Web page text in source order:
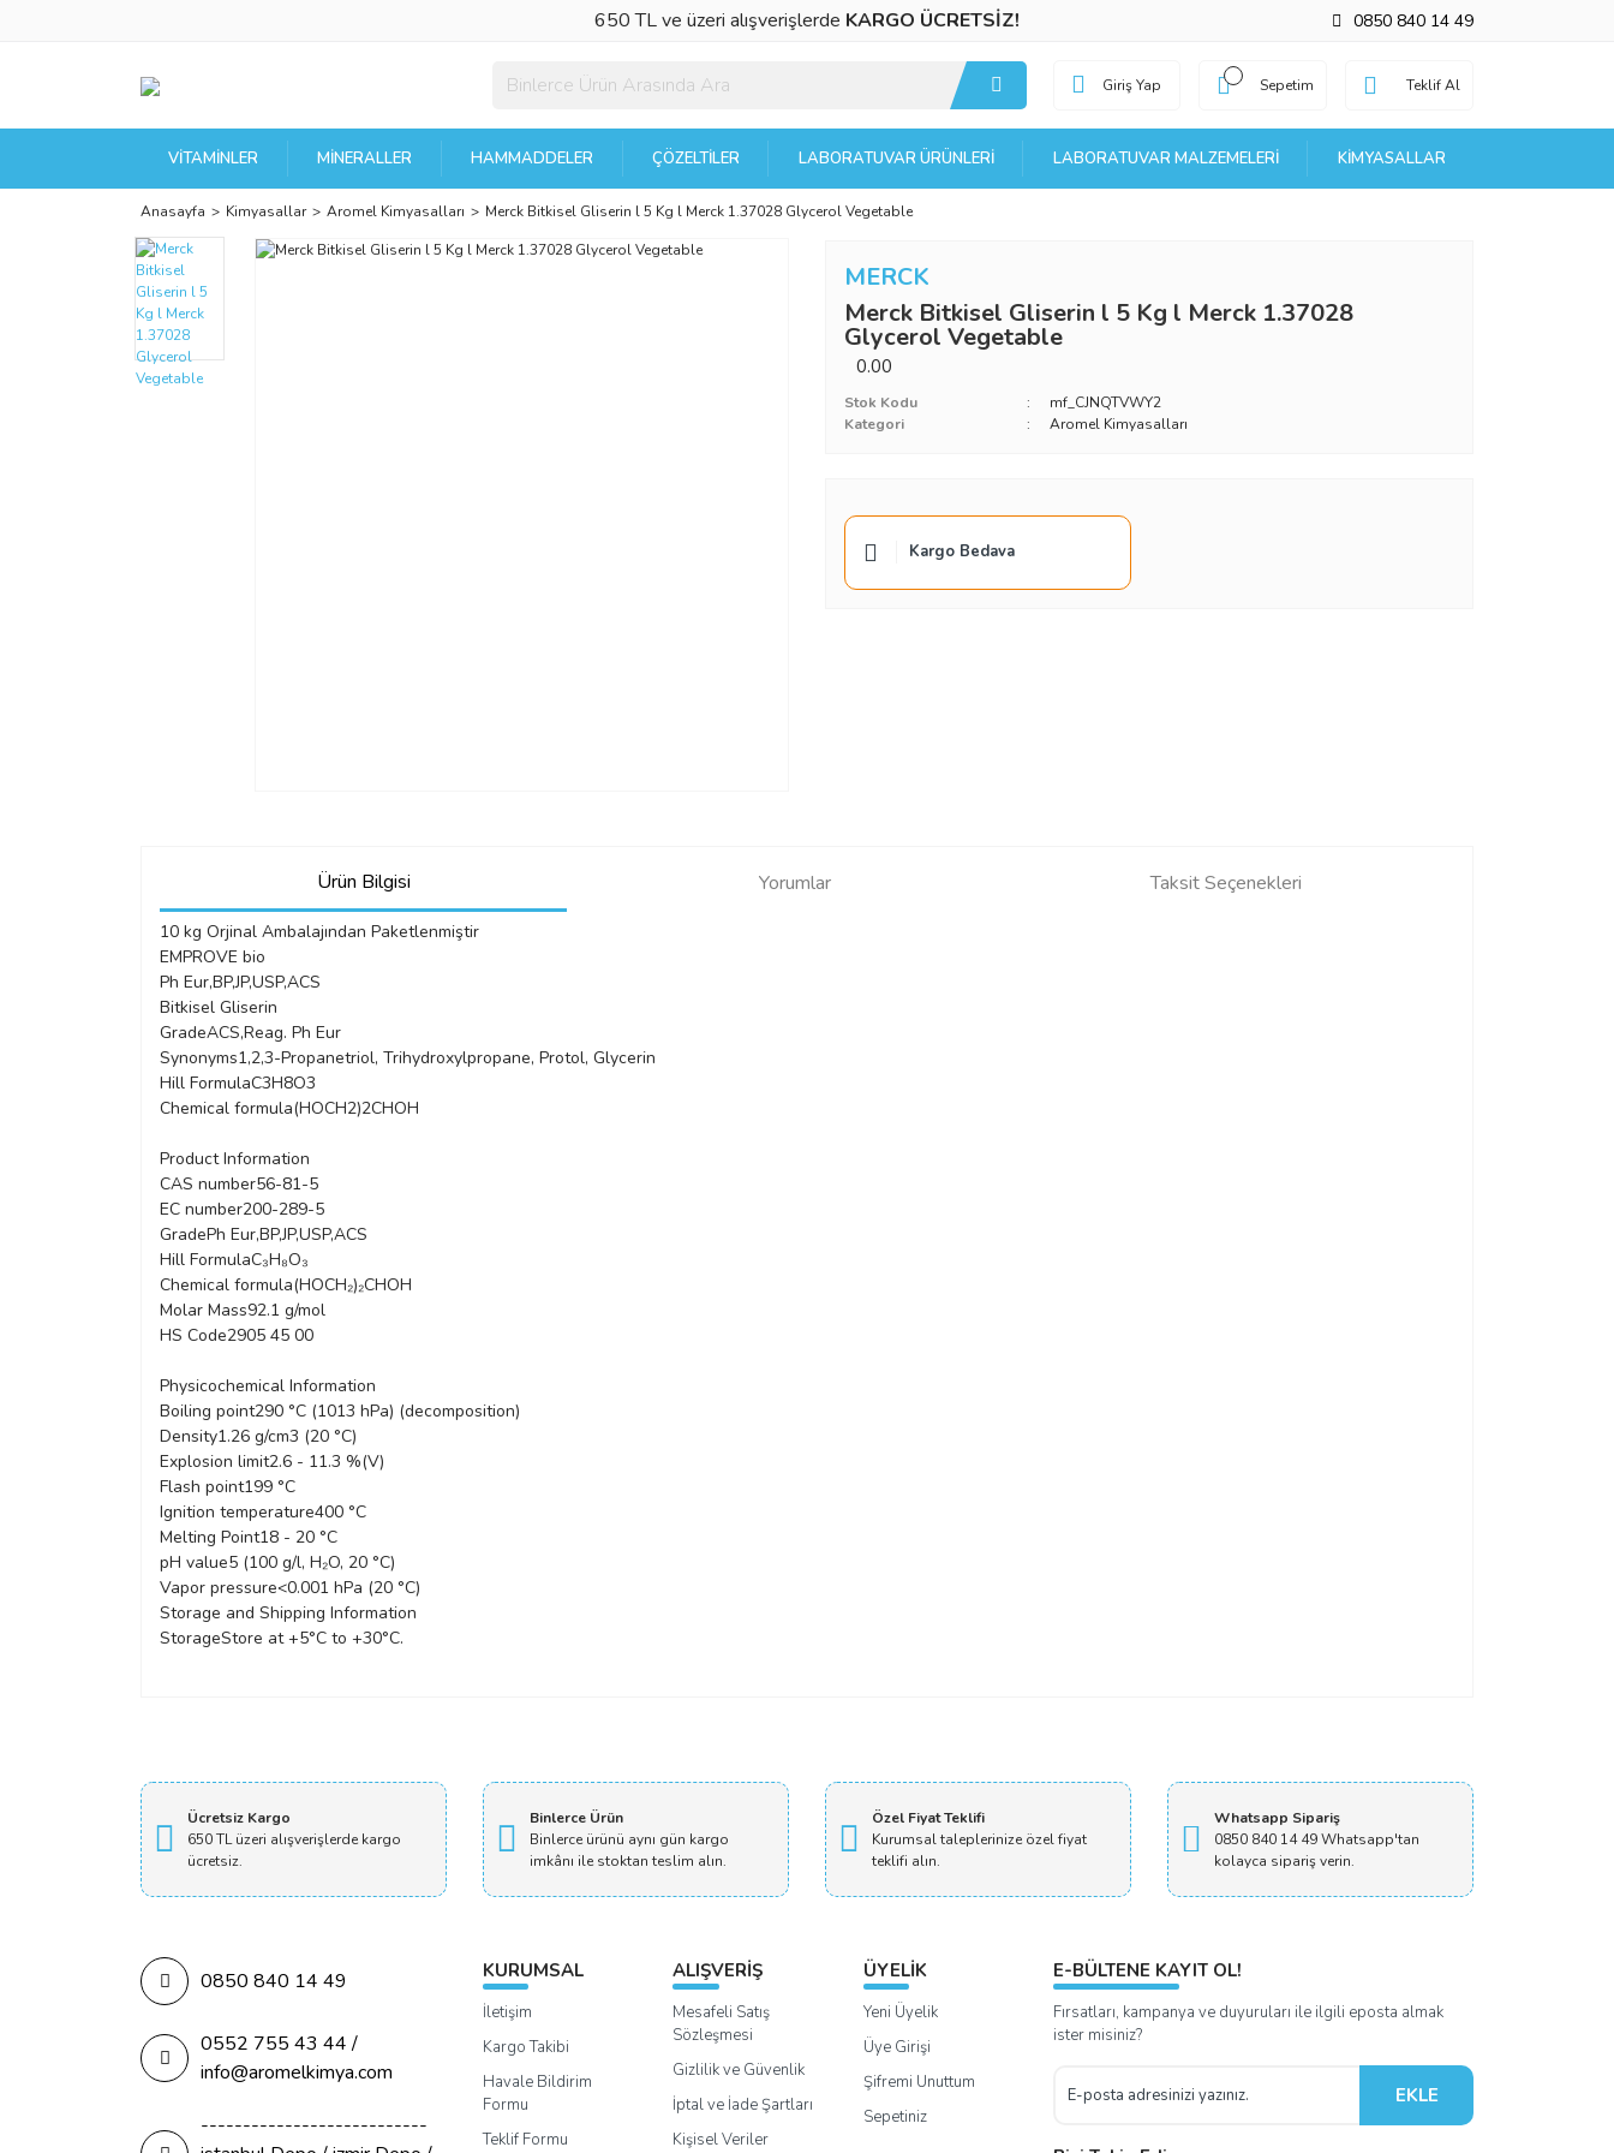
650 TL ve üzeri alışverişlerde KARGO ÜCRETSİZ! 0850 840 14 49
Giriş Yap Sepetim Teklif Al
VITAMINLER MINERALLER HAMMADDELER ÇÖZELTILER LABORATUVAR ÜRÜNLERI LABORATUVAR MALZEMELERI KIMYASALLAR
Anasayfa Kimyasallar Aromel Kimyasalları Merck Bitkisel Gliserin l 5 Kg l Merck 1.37028 Glycerol Vegetable
MERCK
Merck Bitkisel Gliserin l 5 Kg l Merck 1.37028
Glycerol Vegetable
0.00
Stok Kodu
mf_CJNQTVWY2
Kategori
Aromel Kimyasalları
Kargo Bedava
Ürün Bilgisi Yorumlar Taksit Seçenekleri
10 kg Orjinal Ambalajından Paketlenmiştir
EMPROVE bio
Ph Eur,BP,JP,USP,ACS
Bitkisel Gliserin
GradeACS,Reag. Ph Eur
Synonyms1,2,3-Propanetriol, Trihydroxylpropane, Protol, Glycerin
Hill FormulaC3H8O3
Chemical formula(HOCH2)2CHOH
Product Information
CAS number56-81-5
EC number200-289-5
GradePh Eur,BP,JP,USP,ACS
Hill FormulaC₃H₈O₃
Chemical formula(HOCH₂)₂CHOH
Molar Mass92.1 g/mol
HS Code2905 45 00
Physicochemical Information
Boiling point290 °C (1013 hPa) (decomposition)
Density1.26 g/cm3 (20 °C)
Explosion limit2.6 - 11.3 %(V)
Flash point199 °C
Ignition temperature400 °C
Melting Point18 - 20 °C
pH value5 (100 g/l, H₂O, 20 °C)
Vapor pressure<0.001 hPa (20 °C)
Storage and Shipping Information
StorageStore at +5°C to +30°C.
Ücretsiz Kargo
650 TL üzeri alışverişlerde kargo
ücretsiz.
Binlerce Ürün
Binlerce ürünü aynı gün kargo
imkânı ile stoktan teslim alın.
Özel Fiyat Teklifi
Kurumsal taleplerinize özel fiyat
teklifi alın.
Whatsapp Sipariş
0850 840 14 49 Whatsapp'tan
kolayca sipariş verin.
0850 840 14 49
0552 755 43 44 /
info@aromelkimya.com
---------------------------
KURUMSAL
İletişim
Kargo Takibi
Havale Bildirim
Formu
Teklif Formu
ALIŞVERİŞ
Mesafeli Satış
Sözleşmesi
Gizlilik ve Güvenlik
İptal ve İade Şartları
Kişisel Veriler
ÜYELİK
Yeni Üyelik
Üye Girişi
Şifremi Unuttum
Sepetiniz
E-BÜLTENE KAYIT OL!
Fırsatları, kampanya ve duyuruları ile ilgili eposta almak
ister misiniz?
EKLE